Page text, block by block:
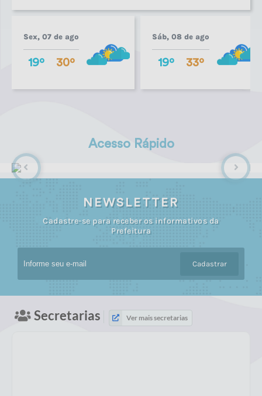
Sex, 07 de ago
19º 30º
Sáb, 08 de ago
19º 33º
Acesso Rápido
NEWSLETTER
Cadastre-se para receber os informativos da
Prefeitura
Cadastrar
Secretarias Ver mais secretarias